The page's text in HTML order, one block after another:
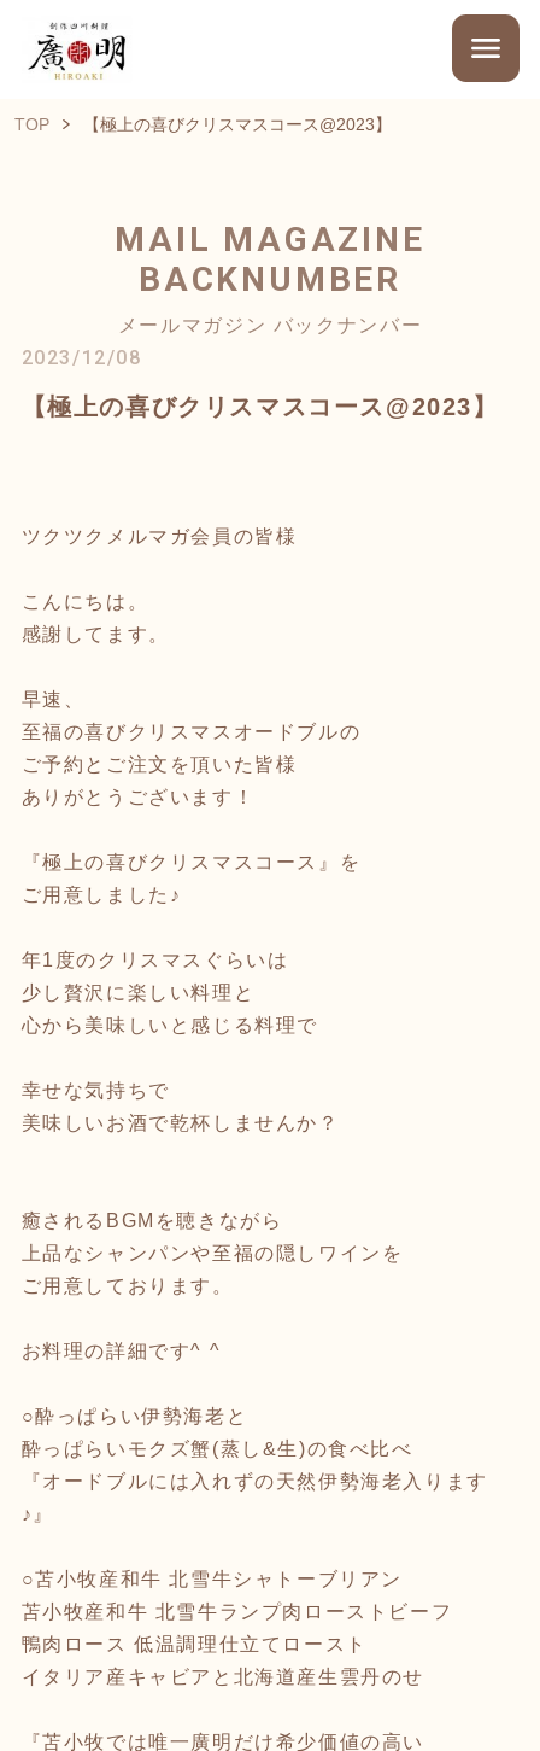
TOP 【極上の喜びクリスマスコース@2023】
MAIL MAGAZINE
BACKNUMBER
メールマガジン バックナンバー
2023/12/08
【極上の喜びクリスマスコース@2023】
ツクツクメルマガ会員の皆様
こんにちは。
感謝してます。
早速、
至福の喜びクリスマスオードブルの
ご予約とご注文を頂いた皆様
ありがとうございます！
『極上の喜びクリスマスコース』を
ご用意しました♪
年1度のクリスマスぐらいは
少し贅沢に楽しい料理と
心から美味しいと感じる料理で
幸せな気持ちで
美味しいお酒で乾杯しませんか？
癒されるBGMを聴きながら
上品なシャンパンや至福の隠しワインを
ご用意しております。
お料理の詳細です^ ^
○酔っぱらい伊勢海老と
酔っぱらいモクズ蟹(蒸し&生)の食べ比べ
『オードブルには入れずの天然伊勢海老入ります
♪』
○苫小牧産和牛 北雪牛シャトーブリアン
苫小牧産和牛 北雪牛ランプ肉ローストビーフ
鴨肉ロース 低温調理仕立てロースト
イタリア産キャビアと北海道産生雲丹のせ
『苫小牧では唯一廣明だけ希少価値の高い